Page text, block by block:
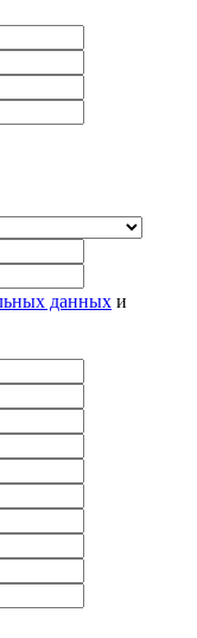
данных и